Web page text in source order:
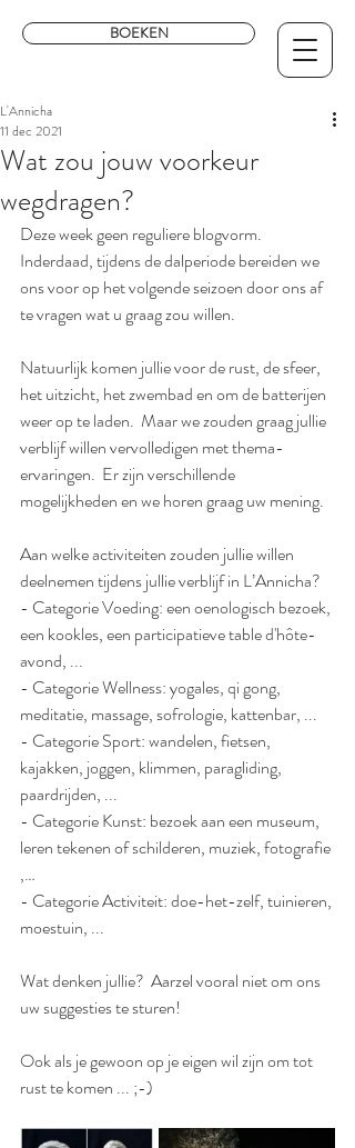
BOEKEN
Wat zou jouw voorkeur
wegdragen?
L'Annicha
11 dec 2021
Deze week geen reguliere blogvorm.
Inderdaad, tijdens de dalperiode bereiden we
ons voor op het volgende seizoen door ons af
te vragen wat u graag zou willen.
Natuurlijk komen jullie voor de rust, de sfeer,
het uitzicht, het zwembad en om de batterijen
weer op te laden.  Maar we zouden graag jullie
verblijf willen vervolledigen met thema-
ervaringen.  Er zijn verschillende
mogelijkheden en we horen graag uw mening.
Aan welke activiteiten zouden jullie willen
deelnemen tijdens jullie verblijf in L’Annicha?
- Categorie Voeding: een oenologisch bezoek,
een kookles, een participatieve table d'hôte-
avond, ...
- Categorie Wellness: yogales, qi gong,
meditatie, massage, sofrologie, kattenbar, ...
- Categorie Sport: wandelen, fietsen,
kajakken, joggen, klimmen, paragliding,
paardrijden, ...
- Categorie Kunst: bezoek aan een museum,
leren tekenen of schilderen, muziek, fotografie
,…
- Categorie Activiteit: doe-het-zelf, tuinieren,
moestuin, ...
Wat denken jullie?  Aarzel vooral niet om ons
uw suggesties te sturen!
Ook als je gewoon op je eigen wil zijn om tot
rust te komen ... ;-)